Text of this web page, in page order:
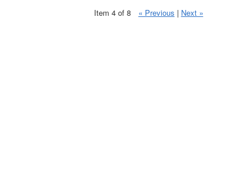
Item 4 of 8 « Previous | Next »